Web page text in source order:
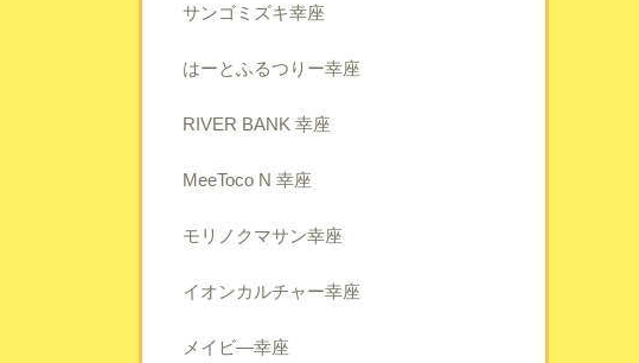
サンゴミズキ幸座
はーとふるつりー幸座
RIVER BANK 幸座
MeeToco N 幸座
モリノクマサン幸座
イオンカルチャー幸座
メイビ―幸座